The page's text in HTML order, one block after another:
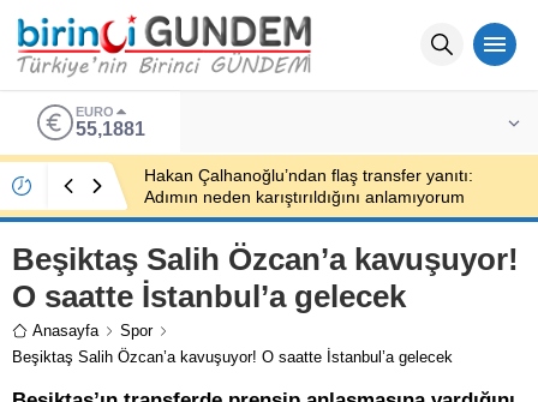
EURO
55,1881
Hakan Çalhanoğlu’ndan flaş transfer yanıtı:
Adımın neden karıştırıldığını anlamıyorum
Beşiktaş Salih Özcan’a kavuşuyor!
O saatte İstanbul’a gelecek
Anasayfa
Spor
Beşiktaş Salih Özcan’a kavuşuyor! O saatte İstanbul’a gelecek